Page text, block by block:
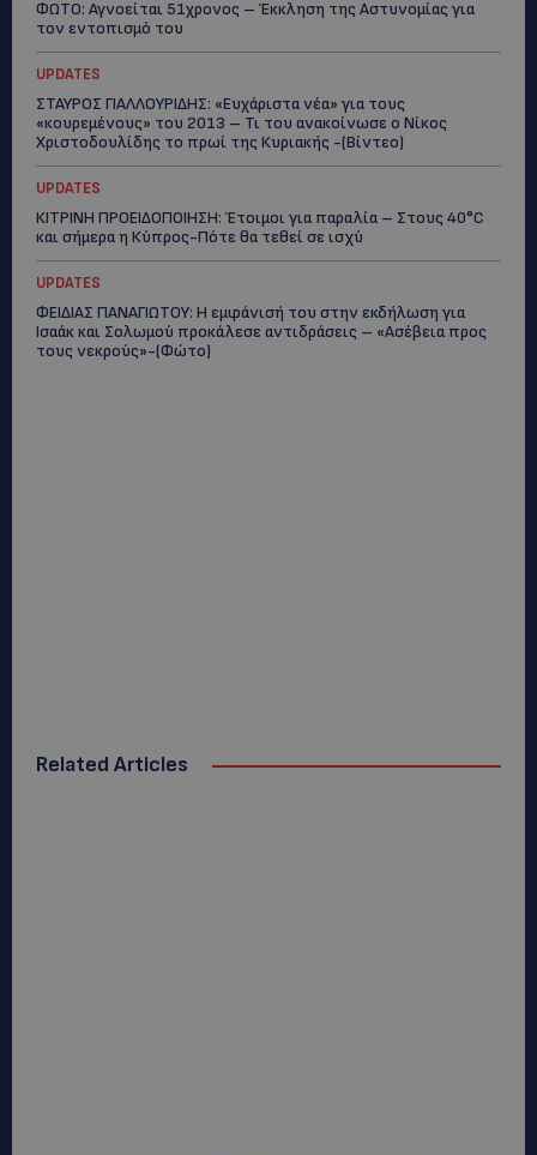
ΦΩΤΟ: Αγνοείται 51χρονος – Έκκληση της Αστυνομίας για
τον εντοπισμό του
UPDATES
ΣΤΑΥΡΟΣ ΓΙΑΛΛΟΥΡΙΔΗΣ: «Ευχάριστα νέα» για τους
«κουρεμένους» του 2013 – Τι του ανακοίνωσε ο Νίκος
Χριστοδουλίδης το πρωί της Κυριακής -(Βίντεο)
UPDATES
ΚΙΤΡΙΝΗ ΠΡΟΕΙΔΟΠΟΙΗΣΗ: Έτοιμοι για παραλία – Στους 40°C
και σήμερα η Κύπρος-Πότε θα τεθεί σε ισχύ
UPDATES
ΦΕΙΔΙΑΣ ΠΑΝΑΓΙΩΤΟΥ: Η εμφάνισή του στην εκδήλωση για
Ισαάκ και Σολωμού προκάλεσε αντιδράσεις – «Ασέβεια προς
τους νεκρούς»-(Φώτο)
Related Articles